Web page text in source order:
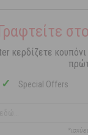
κερδίζετε
✓ Special Offers